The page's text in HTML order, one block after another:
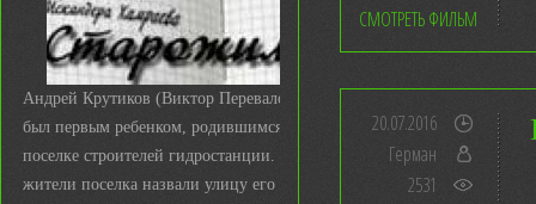
Андрей Крутиков (Виктор Перевалов)
был первым ребенком, родившимся в
поселке строителей гидростанции. И
жители поселка назвали улицу его име
СМОТРЕТЬ ФИЛЬМ
20.07.2016
Герман
2531